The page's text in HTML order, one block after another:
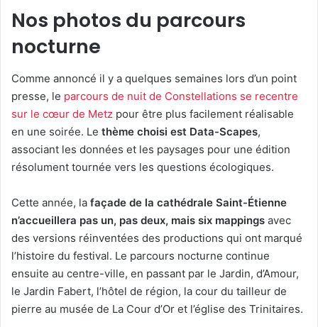
Nos photos du parcours
nocturne
Comme annoncé il y a quelques semaines lors d’un point
presse, le parcours de nuit de Constellations se recentre
sur le cœur de Metz pour être plus facilement réalisable
en une soirée. Le thème choisi est Data-Scapes,
associant les données et les paysages pour une édition
résolument tournée vers les questions écologiques.
Cette année, la façade de la cathédrale Saint-Étienne
n’accueillera pas un, pas deux, mais six mappings avec
des versions réinventées des productions qui ont marqué
l’histoire du festival. Le parcours nocturne continue
ensuite au centre-ville, en passant par le Jardin, d’Amour,
le Jardin Fabert, l’hôtel de région, la cour du tailleur de
pierre au musée de La Cour d’Or et l’église des Trinitaires.